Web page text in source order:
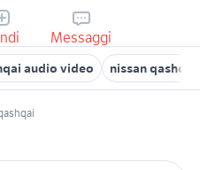
Messaggi
audio video nissan qashqai